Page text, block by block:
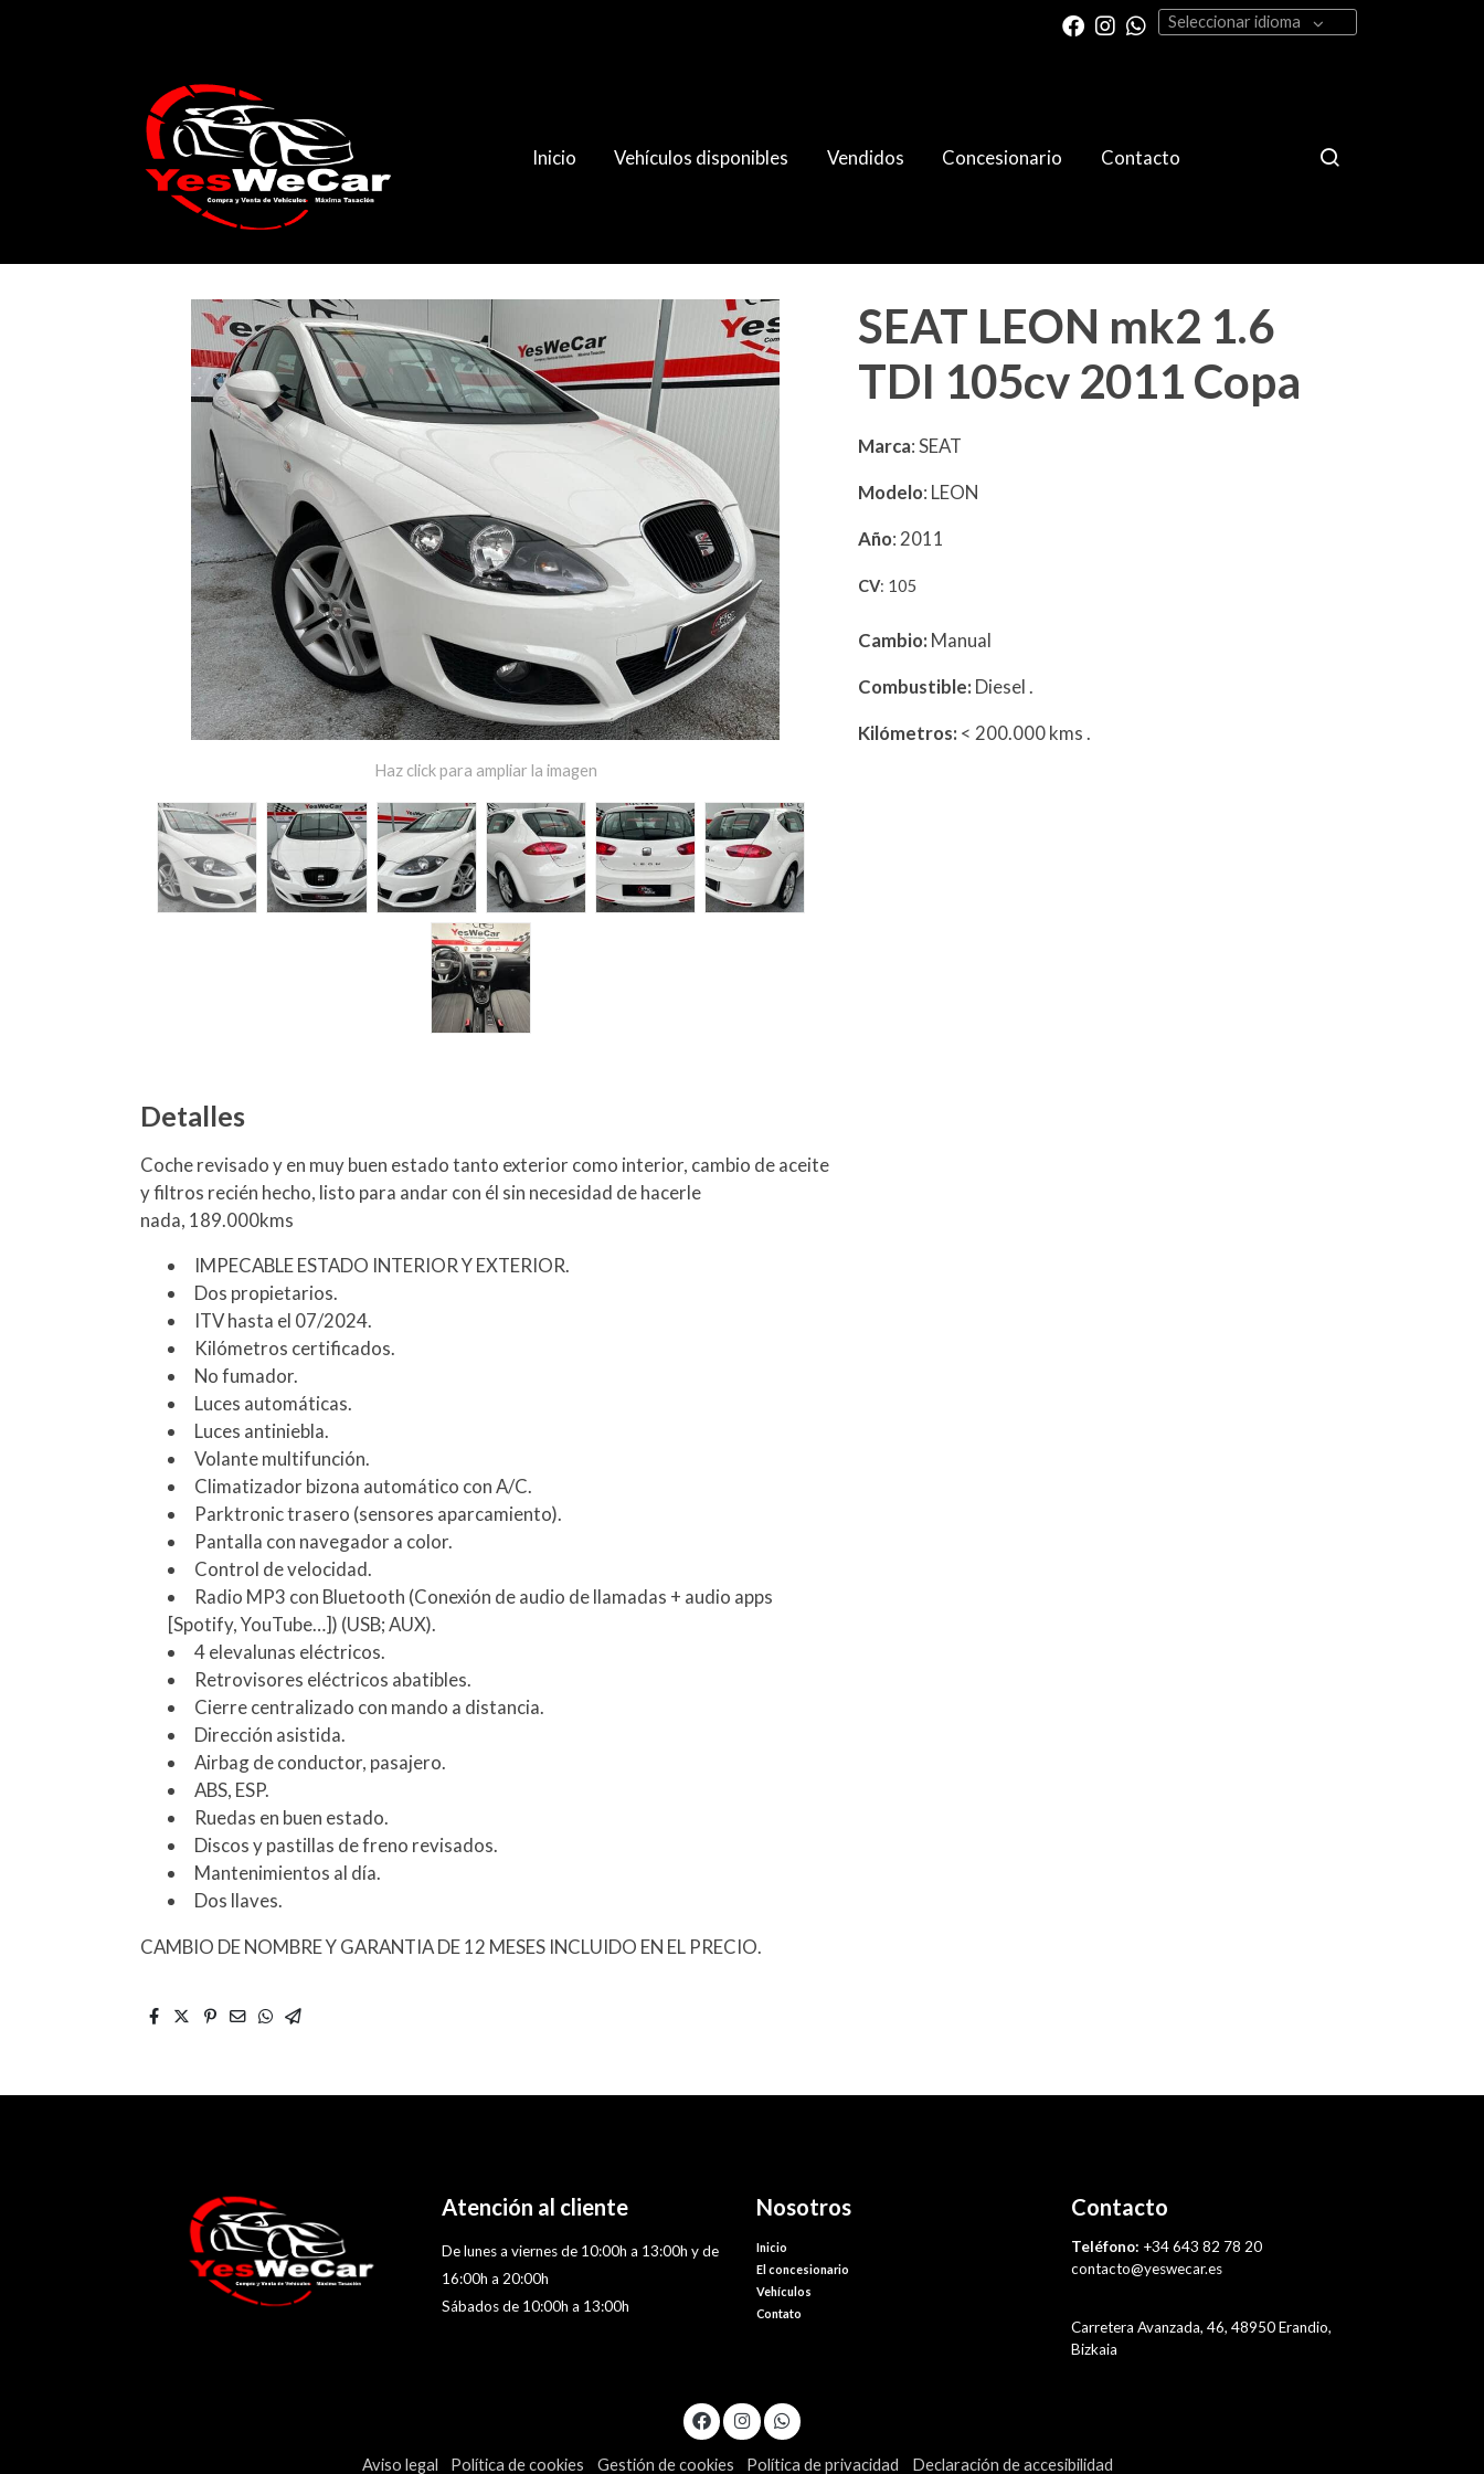
Seleccionar idioma
Inicio Vehículos disponibles Vendidos Concesionario Contacto
Catálogo SEAT LEON mk2 1.6 TDI 105cv 2011 Copa
Haz click para ampliar la imagen
Detalles
Coche revisado y en muy buen estado tanto exterior como interior, cambio de aceite
y filtros recién hecho, listo para andar con él sin necesidad de hacerle
nada, 189.000kms
IMPECABLE ESTADO INTERIOR Y EXTERIOR.
Dos propietarios.
ITV hasta el 07/2024.
Kilómetros certificados.
No fumador.
Luces automáticas.
Luces antiniebla.
Volante multifunción.
Climatizador bizona automático con A/C.
Parktronic trasero (sensores aparcamiento).
Pantalla con navegador a color.
Control de velocidad.
Radio MP3 con Bluetooth (Conexión de audio de llamadas + audio apps
[Spotify, YouTube…]) (USB; AUX).
4 elevalunas eléctricos.
Retrovisores eléctricos abatibles.
Cierre centralizado con mando a distancia.
Dirección asistida.
Airbag de conductor, pasajero.
ABS, ESP.
Ruedas en buen estado.
Discos y pastillas de freno revisados.
Mantenimientos al día.
Dos llaves.
CAMBIO DE NOMBRE Y GARANTIA DE 12 MESES INCLUIDO EN EL PRECIO.
SEAT LEON mk2 1.6
TDI 105cv 2011 Copa
Marca: SEAT
Modelo: LEON
Año: 2011
CV: 105
Cambio: Manual
Combustible: Diesel.
Kilómetros: < 200.000 kms.
Atención al cliente
De lunes a viernes de 10:00h a 13:00h y de
16:00h a 20:00h
Sábados de 10:00h a 13:00h
Nosotros
Inicio
El concesionario
Vehículos
Contato
Contacto
Teléfono: +34 643 82 78 20
contacto@yeswecar.es
Carretera Avanzada, 46, 48950 Erandio,
Bizkaia
Aviso legal Política de cookies Gestión de cookies Política de privacidad Declaración de accesibilidad